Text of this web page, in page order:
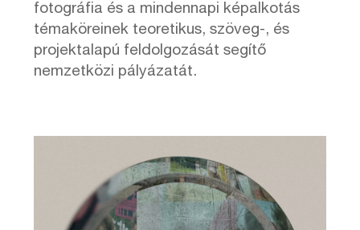
fotográfia és a mindennapi képalkotás
témaköreinek teoretikus, szöveg-, és
projektalapú feldolgozását segítő
nemzetközi pályázatát.